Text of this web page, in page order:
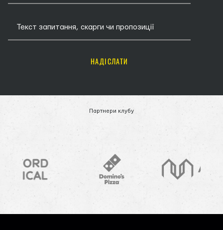
НАДІСЛАТИ
Партнери клубу